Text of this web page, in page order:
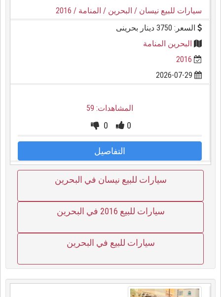
سيارات للبيع نيسان / البحرين / المنامة / 2016
السعر: 3750 دينار بحرينى
البحرين المنامة
2016
المشاهدات: 59
0
0
التفاصيل
سيارات للبيع نيسان في البحرين
سيارات للبيع 2016 في البحرين
سيارات للبيع في البحرين